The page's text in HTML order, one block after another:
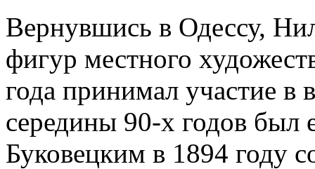
Вернувшись в Одессу,
фигур местного
года принимал участие в
середины 90-х годов был
Буковецким в 1894 году